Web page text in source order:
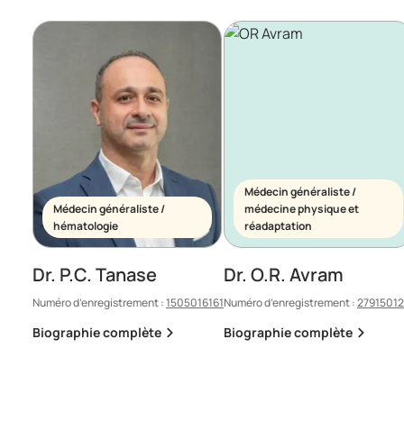
Médecin généraliste /
hématologie
Dr. P.C. Tanase
Numéro d’enregistrement :1505016161
Biographie complète
Médecin généraliste /
médecine physique et
réadaptation
Dr. O.R. Avram
Numéro d’enregistrement :
Biographie complète